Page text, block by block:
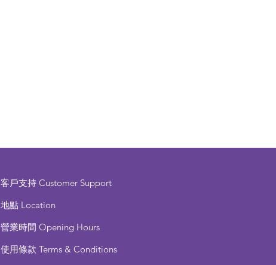
客戶支持Customer Support
地點 Location
營業時間Opening Hours
使用條款Terms & Conditions